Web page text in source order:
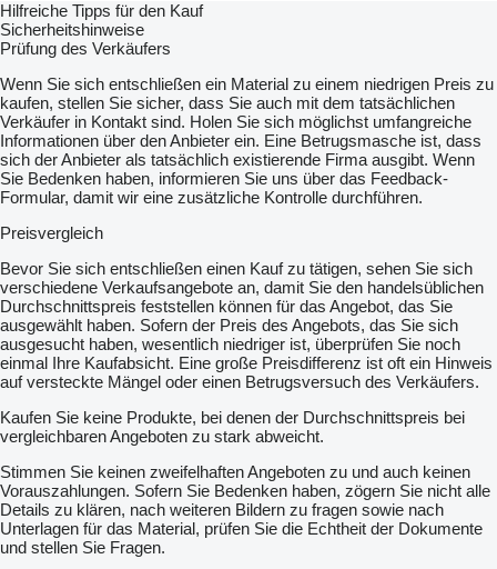
Hilfreiche Tipps für den Kauf
Sicherheitshinweise
Prüfung des Verkäufers
Wenn Sie sich entschließen ein Material zu einem niedrigen Preis zu
kaufen, stellen Sie sicher, dass Sie auch mit dem tatsächlichen
Verkäufer in Kontakt sind. Holen Sie sich möglichst umfangreiche
Informationen über den Anbieter ein. Eine Betrugsmasche ist, dass
sich der Anbieter als tatsächlich existierende Firma ausgibt. Wenn
Sie Bedenken haben, informieren Sie uns über das Feedback-
Formular, damit wir eine zusätzliche Kontrolle durchführen.
Preisvergleich
Bevor Sie sich entschließen einen Kauf zu tätigen, sehen Sie sich
verschiedene Verkaufsangebote an, damit Sie den handelsüblichen
Durchschnittspreis feststellen können für das Angebot, das Sie
ausgewählt haben. Sofern der Preis des Angebots, das Sie sich
ausgesucht haben, wesentlich niedriger ist, überprüfen Sie noch
einmal Ihre Kaufabsicht. Eine große Preisdifferenz ist oft ein Hinweis
auf versteckte Mängel oder einen Betrugsversuch des Verkäufers.
Kaufen Sie keine Produkte, bei denen der Durchschnittspreis bei
vergleichbaren Angeboten zu stark abweicht.
Stimmen Sie keinen zweifelhaften Angeboten zu und auch keinen
Vorauszahlungen. Sofern Sie Bedenken haben, zögern Sie nicht alle
Details zu klären, nach weiteren Bildern zu fragen sowie nach
Unterlagen für das Material, prüfen Sie die Echtheit der Dokumente
und stellen Sie Fragen.